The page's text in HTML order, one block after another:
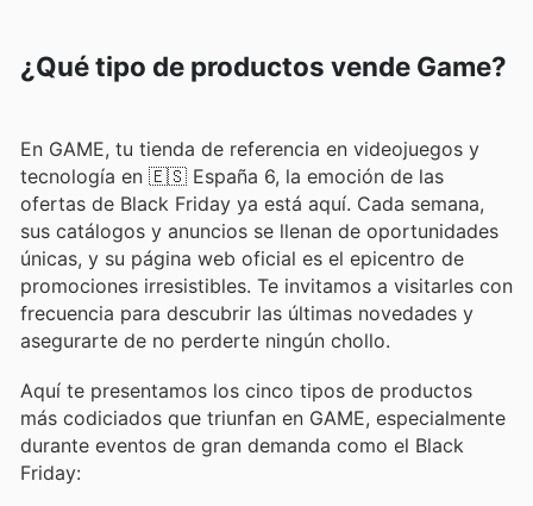
¿Qué tipo de productos vende Game?
En GAME, tu tienda de referencia en videojuegos y
tecnología en 🇪🇸 España 6, la emoción de las
ofertas de Black Friday ya está aquí. Cada semana,
sus catálogos y anuncios se llenan de oportunidades
únicas, y su página web oficial es el epicentro de
promociones irresistibles. Te invitamos a visitarles con
frecuencia para descubrir las últimas novedades y
asegurarte de no perderte ningún chollo.
Aquí te presentamos los cinco tipos de productos
más codiciados que triunfan en GAME, especialmente
durante eventos de gran demanda como el Black
Friday: